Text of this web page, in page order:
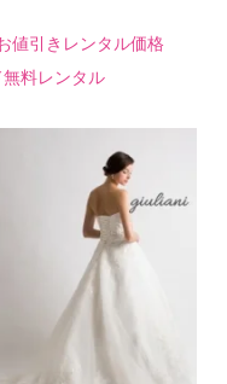
値引きレンタル価格
料レンタル